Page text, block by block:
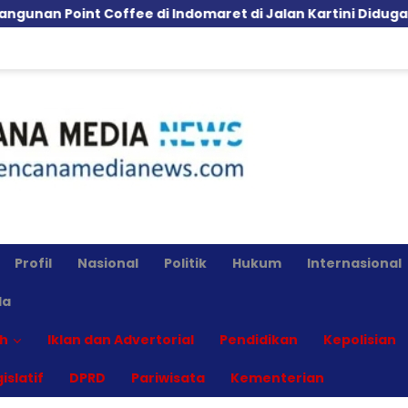
Coffee di Indomaret di Jalan Kartini Diduga Langgar
Profil Nasional Politik Hukum Internasional
Iklan dan Advertorial Pendidikan Kepolisian
DPRD Pariwisata Kementerian